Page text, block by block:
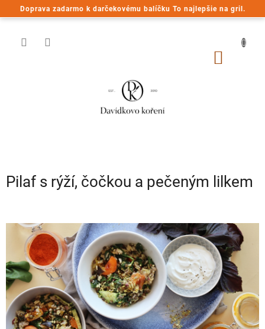
Doprava zadarmo k darčekovému balíčku To najlepšie na gril.
Prejsť
na
Pilaf s rýží, čočkou a pečeným lilkem